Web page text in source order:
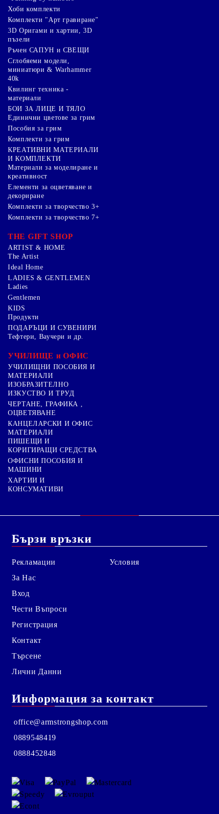
Хоби комплекти
Комплекти "Арт гравиране"
3D Оригами и хартии, 3D
пъзели
Ръчен САПУН и СВЕЩИ
Сглобяеми модели,
миниатюри & Warhammer
40k
Квилинг техника -
материали
БОИ ЗА ЛИЦЕ И ТЯЛО
Единични цветове за грим
Пособия за грим
Комплекти за грим
КРЕАТИВНИ МАТЕРИАЛИ
И КОМПЛЕКТИ
Mатериали за моделиране и
креативност
Елементи за оцветяване и
декориране
Комплекти за творчество 3+
Комплекти за творчество 7+
THE GIFT SHOP
ARTIST & HOME
The Artist
Ideal Home
LADIES & GENTLEMEN
Ladies
Gentlemen
KIDS
Продукти
ПОДАРЪЦИ И СУВЕНИРИ
Тефтери, Ваучери и др.
УЧИЛИЩЕ и ОФИС
УЧИЛИЩНИ ПОСОБИЯ И
МАТЕРИАЛИ
ИЗОБРАЗИТЕЛНО
ИЗКУСТВО И ТРУД
ЧЕРТАНЕ, ГРАФИКА ,
ОЦВЕТЯВАНЕ
КАНЦЕЛАРСКИ И ОФИС
МАТЕРИАЛИ
ПИШЕЩИ И
КОРИГИРАЩИ СРЕДСТВА
ОФИСНИ ПОСОБИЯ И
МАШИНИ
ХАРТИИ И
КОНСУМАТИВИ
Бързи връзки
Рекламации
За Нас
Вход
Чести Въпроси
Регистрация
Контакт
Търсене
Лични Данни
Условия
Информация за контакт
office@armstrongshop.com
0889548419
0888452848